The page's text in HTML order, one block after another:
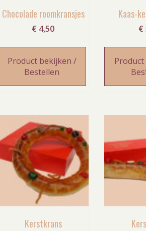
Chocolade roomkransjes
€ 4,50
Product bekijken /
Bestellen
Kaas-
€
Kerstkrans